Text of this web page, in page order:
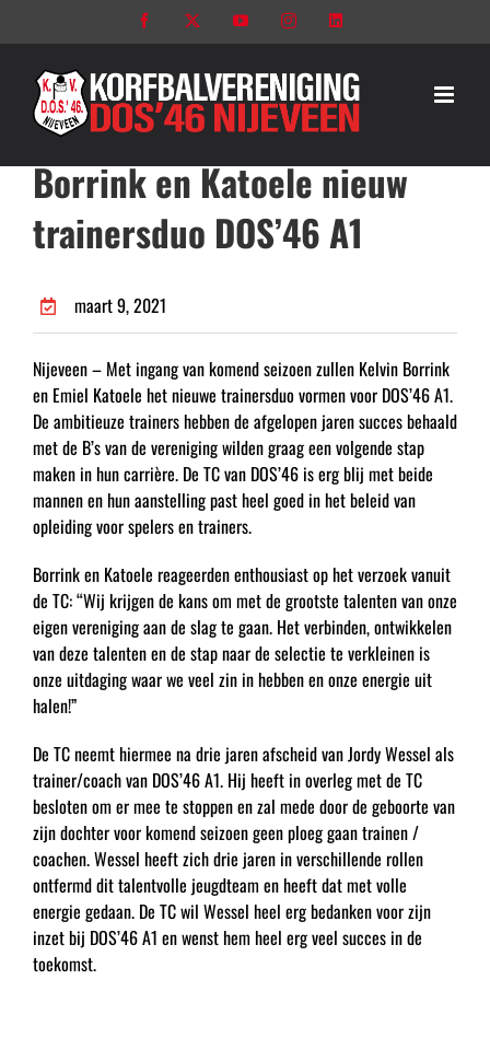
naar
Facebook YouTubeInstagram
Borrink en Katoele nieuw
trainersduo DOS’46 A1
maart 9, 2021
Nijeveen – Met ingang van komend seizoen zullen Kelvin Borrink
en Emiel Katoele het nieuwe trainersduo vormen voor DOS’46 A1.
De ambitieuze trainers hebben de afgelopen jaren succes behaald
met de B’s van de vereniging wilden graag een volgende stap
maken in hun carrière. De TC van DOS’46 is erg blij met beide
mannen en hun aanstelling past heel goed in het beleid van
opleiding voor spelers en trainers.
Borrink en Katoele reageerden enthousiast op het verzoek vanuit
de TC: “Wij krijgen de kans om met de grootste talenten van onze
eigen vereniging aan de slag te gaan. Het verbinden, ontwikkelen
van deze talenten en de stap naar de selectie te verkleinen is
onze uitdaging waar we veel zin in hebben en onze energie uit
halen!”
De TC neemt hiermee na drie jaren afscheid van Jordy Wessel als
trainer/coach van DOS’46 A1. Hij heeft in overleg met de TC
besloten om er mee te stoppen en zal mede door de geboorte van
zijn dochter voor komend seizoen geen ploeg gaan trainen /
coachen. Wessel heeft zich drie jaren in verschillende rollen
ontfermd dit talentvolle jeugdteam en heeft dat met volle
energie gedaan. De TC wil Wessel heel erg bedanken voor zijn
inzet bij DOS’46 A1 en wenst hem heel erg veel succes in de
toekomst.